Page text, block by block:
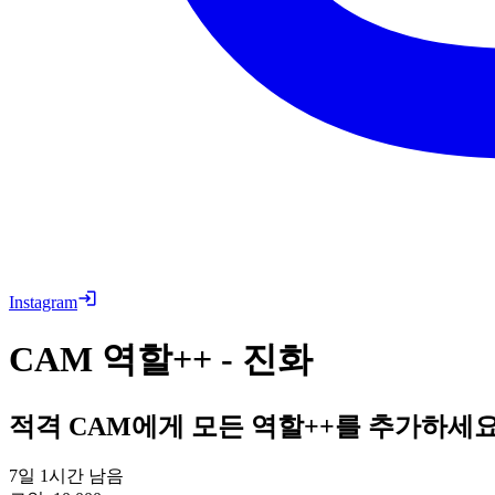
Instagram
CAM 역할++ - 진화
적격 CAM에게 모든 역할++를 추가하세
7일 1시간 남음